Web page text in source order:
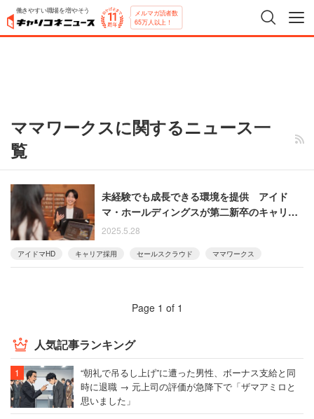
働きやすい職場を増やそう メルマガ読者数
65万人以上！
ママワークスに関するニュース一
覧
未経験でも成長できる環境を提供 アイド
マ・ホールディングスが第二新卒のキャリア
採用を積極展開
2025.5.28
アイドマHD キャリア採用 セールスクラウド ママワークス
Page 1 of 1
人気記事ランキング
“朝礼で吊るし上げ”に遭った男性、ボーナス支給と同
時に退職 → 元上司の評価が急降下で「ザマアミロと
思いました」